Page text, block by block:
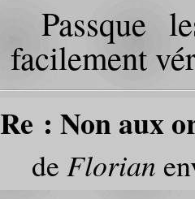
Passque
facilement
Re : Non aux
de Florian